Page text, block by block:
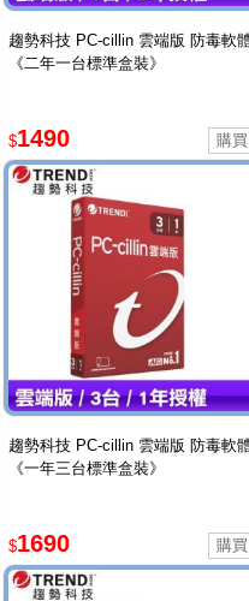
趨勢科技 PC-cillin 雲端版 防毒軟
《二年一台標準盒裝》
$1490
趨勢科技 PC-cillin 雲端版 防毒軟
《一年三台標準盒裝》
$1690